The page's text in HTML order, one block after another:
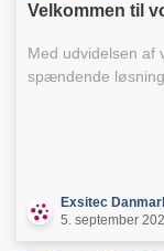
Velkommen til
Med udvidelsen af
spændende
Exsitec
5. september